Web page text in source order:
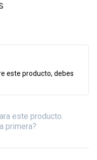
este producto, debes
este producto.
primera?